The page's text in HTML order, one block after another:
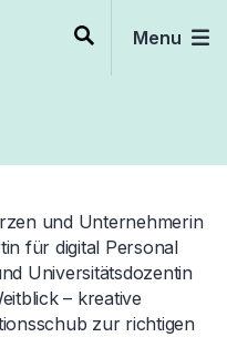
Menu
und Unternehmerin
für digital Personal
Universitätsdozentin
– kreative
zur richtigen